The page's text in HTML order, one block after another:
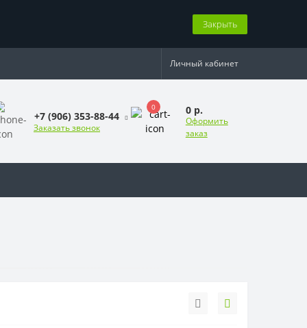
Закрыть
Личный кабинет
+7 (906) 353-88-44
Заказать звонок
0 0 р.
Оформить
заказ